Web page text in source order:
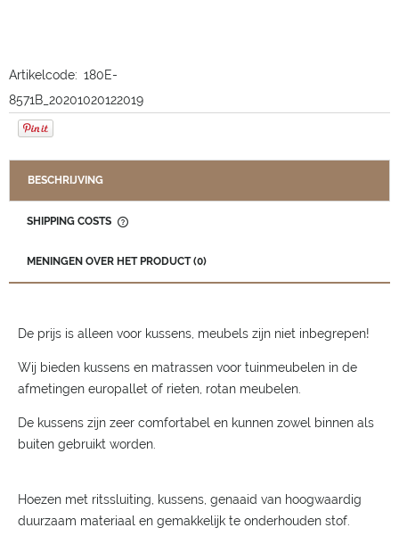
Artikelcode: 180E-
8571B_20201020122019
BESCHRIJVING
SHIPPING COSTS
MENINGEN OVER HET PRODUCT (0)
De prijs is alleen voor kussens, meubels zijn niet inbegrepen!
Wij bieden kussens en matrassen voor tuinmeubelen in de
afmetingen europallet of rieten, rotan meubelen.
De kussens zijn zeer comfortabel en kunnen zowel binnen als
buiten gebruikt worden.
Hoezen met ritssluiting, kussens, genaaid van hoogwaardig
duurzaam materiaal en gemakkelijk te onderhouden stof.